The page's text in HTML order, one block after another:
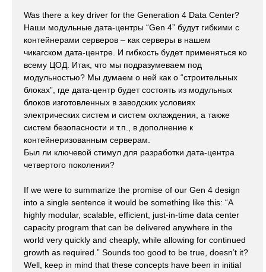
Was there a key driver for the Generation 4 Data Center?
Наши модульные дата-центры “Gen 4” будут гибкими с
контейнерами серверов – как серверы в нашем
чикагском дата-центре. И гибкость будет применяться ко
всему ЦОД. Итак, что мы подразумеваем под
модульностью? Мы думаем о ней как о “строительных
блоках”, где дата-центр будет состоять из модульных
блоков изготовленных в заводских условиях
электрических систем и систем охлаждения, а также
систем безопасности и т.п., в дополнение к
контейнеризованным серверам.
Был ли ключевой стимул для разработки дата-центра
четвертого поколения?
If we were to summarize the promise of our Gen 4 design
into a single sentence it would be something like this: “A
highly modular, scalable, efficient, just-in-time data center
capacity program that can be delivered anywhere in the
world very quickly and cheaply, while allowing for continued
growth as required.” Sounds too good to be true, doesn’t it?
Well, keep in mind that these concepts have been in initial